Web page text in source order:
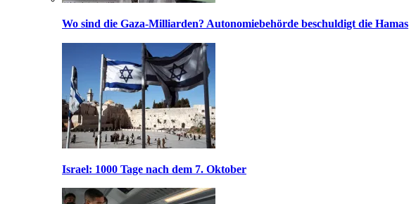
Wo sind die Gaza-Milliarden? Autonomiebehörde beschuldigt die Hamas
Israel: 1000 Tage nach dem 7. Oktober